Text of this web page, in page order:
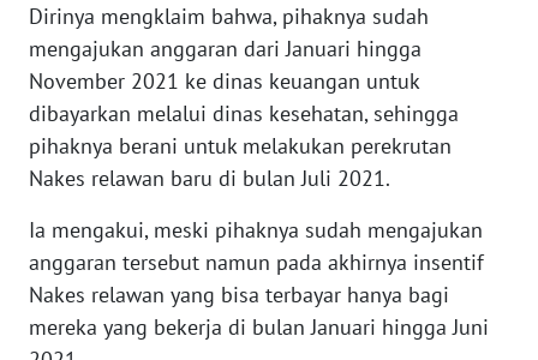
Dirinya mengklaim bahwa, pihaknya sudah
mengajukan anggaran dari Januari hingga
November 2021 ke dinas keuangan untuk
dibayarkan melalui dinas kesehatan, sehingga
pihaknya berani untuk melakukan perekrutan
Nakes relawan baru di bulan Juli 2021.
Ia mengakui, meski pihaknya sudah mengajukan
anggaran tersebut namun pada akhirnya insentif
Nakes relawan yang bisa terbayar hanya bagi
mereka yang bekerja di bulan Januari hingga Juni
SERAMBI
WN
JAMBI
SULTRA
WN
NTB